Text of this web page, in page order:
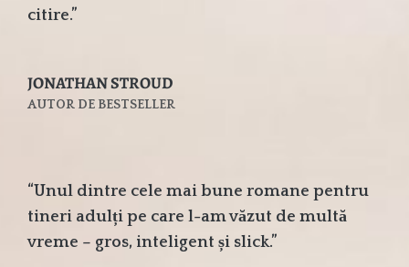
citire.”
JONATHAN STROUD
AUTOR DE BESTSELLER
“Unul dintre cele mai bune romane pentru
tineri adulți pe care l-am văzut de multă
vreme – gros, inteligent și slick.”